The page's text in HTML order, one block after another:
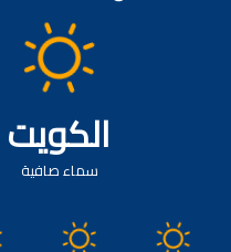
الكويت
سماء صافية